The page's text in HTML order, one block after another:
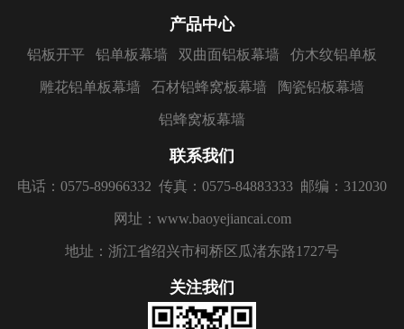
产品中心
铝板开平 铝单板幕墙 双曲面铝板幕墙 仿木纹铝单板
雕花铝单板幕墙 石材铝蜂窝板幕墙 陶瓷铝板幕墙
铝蜂窝板幕墙
联系我们
电话：0575-89966332 传真：0575-84883333 邮编：312030
网址：www.baoyejiancai.com
地址：浙江省绍兴市柯桥区瓜渚东路1727号
关注我们